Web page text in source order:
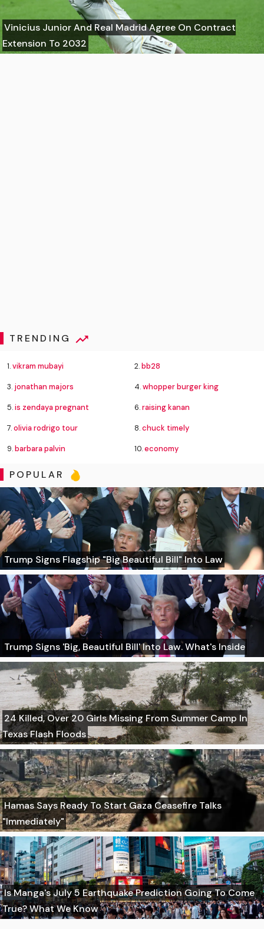
Vinicius Junior And Real Madrid Agree On Contract
Extension To 2032
TRENDING
1.vikram mubayi 2.bb28
3. jonathan majors 4.whopper burger king
5.is zendaya pregnant 6.raising kanan
7.olivia rodrigo tour 8.chuck timely
9.barbara palvin 10.economy
POPULAR
Trump Signs Flagship "Big Beautiful Bill" Into Law
Trump Signs 'Big, Beautiful Bill' Into Law. What's Inside
24 Killed, Over 20 Girls Missing From Summer Camp In
Texas Flash Floods
Hamas Says Ready To Start Gaza Ceasefire Talks
"Immediately"
Is Manga's July 5 Earthquake Prediction Going To Come
True? What We Know